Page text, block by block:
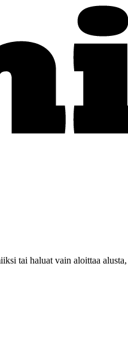
tai haluat vain aloittaa alusta,